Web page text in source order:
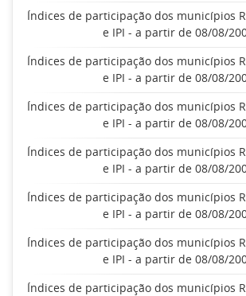
Índices de participação dos municípios
e IPI - a partir de 08/08/
Índices de participação dos municípios
e IPI - a partir de 08/08/
Índices de participação dos municípios
e IPI - a partir de 08/08/
Índices de participação dos municípios
e IPI - a partir de 08/08/
Índices de participação dos municípios
e IPI - a partir de 08/08/
Índices de participação dos municípios
e IPI - a partir de 08/08/
Índices de participação dos municípios